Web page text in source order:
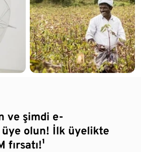
ve şimdi e-
olun! İlk üyelikte
fırsatı!¹